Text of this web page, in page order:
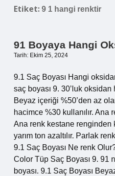
Etiket: 9 1 hangi renktir
91 Boyaya Hangi
Tarih: Ekim 25, 2024
9.1 Saç Boyası Hangi
saç boyası 9. 30’luk
Beyaz içeriği %50’den az
hacimce %30 kullanılır. Ana
Ana renk kestane renginden
yarım ton azaltılır. Parlak
9.1 Saç Boyası Ne renk
Color Tüp Saç Boyası 9. 91
boyası. 9.1 Saç Boyası